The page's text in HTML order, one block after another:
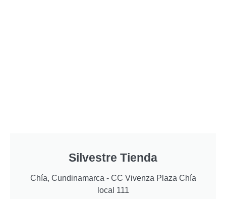
Silvestre Tienda
Chía, Cundinamarca - CC Vivenza Plaza Chía
local 111